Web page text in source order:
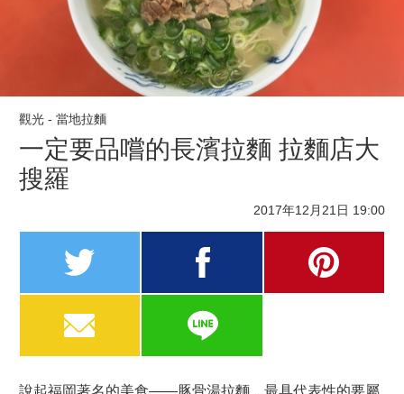
觀光 - 當地拉麵
一定要品嚐的長濱拉麵 拉麵店大
搜羅
2017年12月21日 19:00
說起福岡著名的美食——豚骨湯拉麵，最具代表性的要屬